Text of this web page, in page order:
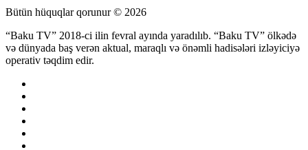
Bütün hüquqlar qorunur © 2026
“Baku TV” 2018-ci ilin fevral ayında yaradılıb. “Baku TV” ölkədə
və dünyada baş verən aktual, maraqlı və önəmli hadisələri izləyiciyə
operativ təqdim edir.